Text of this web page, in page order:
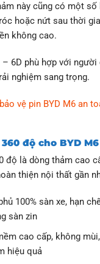
này cũng có một số
hoặc nứt sau thời
không cao.
6D phù hợp với người
nghiệm sang trọng.
vệ pin BYD M6 an
độ cho BYD M6
độ là dòng thảm cao
thiện nội thất gần
100% sàn xe, hạn
sàn zin
cao cấp, không
hiệu quả